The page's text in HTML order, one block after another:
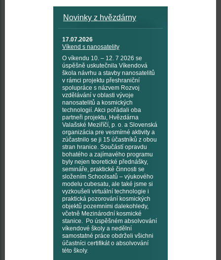
Novinky z hvězdárny
17.07.2026
Víkend s nanosatelity
O víkendu 10. – 12. 7 2026 se
úspěšně uskutečnila Víkendová
škola návrhu a stavby nanosatelitů
v rámci projektu přeshraniční
spolupráce s názvem Rozvoj
vzdělávání v oblasti vývoje
nanosatelitů a kosmických
technologií. Akci pořádali oba
partneři projektu, Hvězdárna
Valašské Meziříčí, p. o. a Slovenská
organizácia pre vesmírné aktivity a
zúčastnilo se ji 15 účastníků z obou
stran hranice. Součástí opravdu
bohatého a zajímavého programu
byly nejen teoretické přednášky,
semináře, praktické činnosti se
složením Schoolsatů – výukového
modelu cubesatu, ale také jsme si
vyzkoušeli virtuální technologie i
praktická pozorování kosmických
objektů pozemními dalekohledy,
včetně Mezinárodní kosmické
stanice. Po úspěšném absolvování
víkendové školy a nedělní
samostatné práce obdrželi všichni
účastníci certifikát o absolvování
této školy.